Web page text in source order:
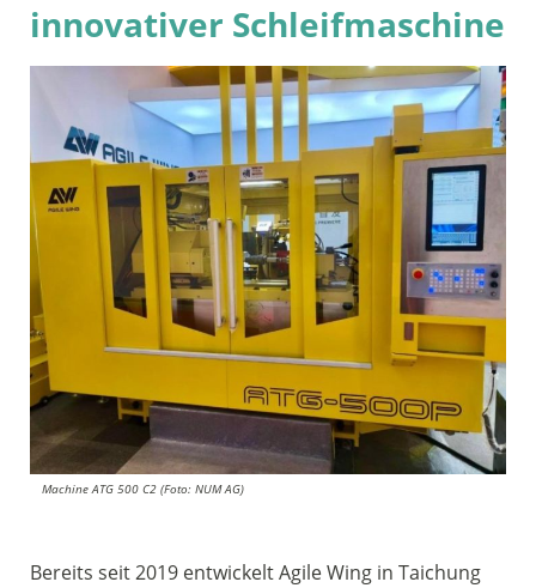
innovativer Schleifmaschine
Machine ATG 500 C2 (Foto: NUM AG)
Bereits seit 2019 entwickelt Agile Wing in Taichung